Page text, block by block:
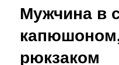
Мужчина в
рюкзаком